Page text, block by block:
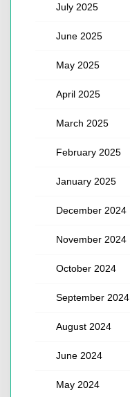
July 2025
June 2025
May 2025
April 2025
March 2025
February 2025
January 2025
December 2024
November 2024
October 2024
September 2024
August 2024
June 2024
May 2024